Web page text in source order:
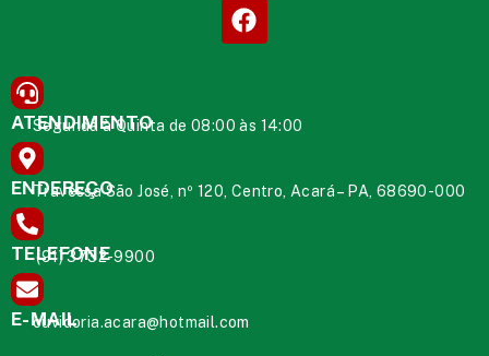
ATENDIMENTO
Segunda à Quinta de 08:00 às 14:00
ENDEREÇO
Travessa São José, nº 120, Centro, Acará – PA, 68690-000
TELEFONE
(91) 3732-9900
E-MAIL
ouvidoria.acara@hotmail.com